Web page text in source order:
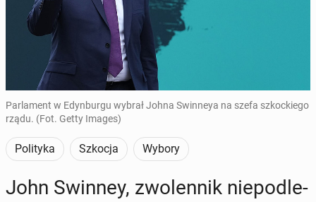
Parlament w Edynburgu wybrał Johna Swinneya na szefa szkockiego
rządu. (Fot. Getty Images)
Polityka Szkocja Wybory
John Swinney, zwo­len­nik nie­pod­le­